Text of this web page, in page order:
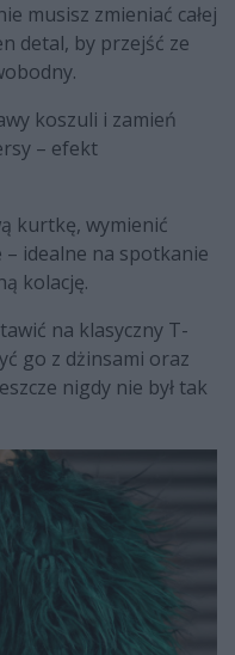
musisz zmieniać całej
detal, by przejść ze
koszuli i zamień
– efekt
kurtkę, wymienić
idealne na spotkanie
kolację.
na klasyczny T-
go z dżinsami oraz
nigdy nie był tak